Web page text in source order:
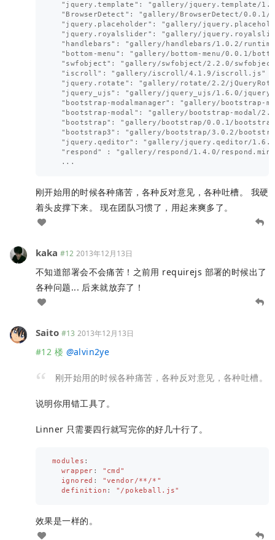
"jquery.template": "gallery/jquery.template/
"BrowserDetect": "gallery/BrowserDetect/0.0.1/
"jquery.placeholder": "gallery/
"jquery.royalslider": "gallery/
"handlebars": "gallery/handlebars/1.0.2/
"bottom-menu": "gallery/bottom-menu/0.0.1/
"swfobject": "gallery/swfobject/2.2.0/
  "iscroll": "gallery/iscroll/4.1.9/iscroll.js"
"jquery.rotate": "gallery/rotate/2.2/
"jquery_ujs": "gallery/jquery_ujs/1.6.0/
"bootstrap-modalmanager": "gallery/bootstrap-
"bootstrap-modal": "gallery/bootstrap-modal/
"bootstrap": "gallery/bootstrap/0.0.1/
"bootstrap3": "gallery/bootstrap/3.0.2/
"jquery.qeditor": "gallery/jquery.qeditor/
"respond" : "gallery/respond/1.4.0/
刚开始用的时候各种痛苦，各种反对意见，各种吐槽。 我硬
着头皮撑下来。 现在团队习惯了，用起来爽多了。
kaka #12 2013年12月13日
不知道部署会不会痛苦！之前用 requirejs 部署的时候出了
各种问题... 后来就放弃了！
Saito #13 2013年12月13日
#12 楼 @alvin2ye
刚开始用的时候各种痛苦，各种反对意见，各种吐槽。
说明你用错工具了。
Linner 只需要四行就写完你的好几十行了。
modules :
wrapper : " cmd"
ignored : "vendor/**/*"
definition : " /pokeball.js"
效果是一样的。